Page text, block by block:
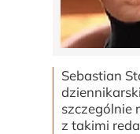
Sebastian
szczególnie
z takimi